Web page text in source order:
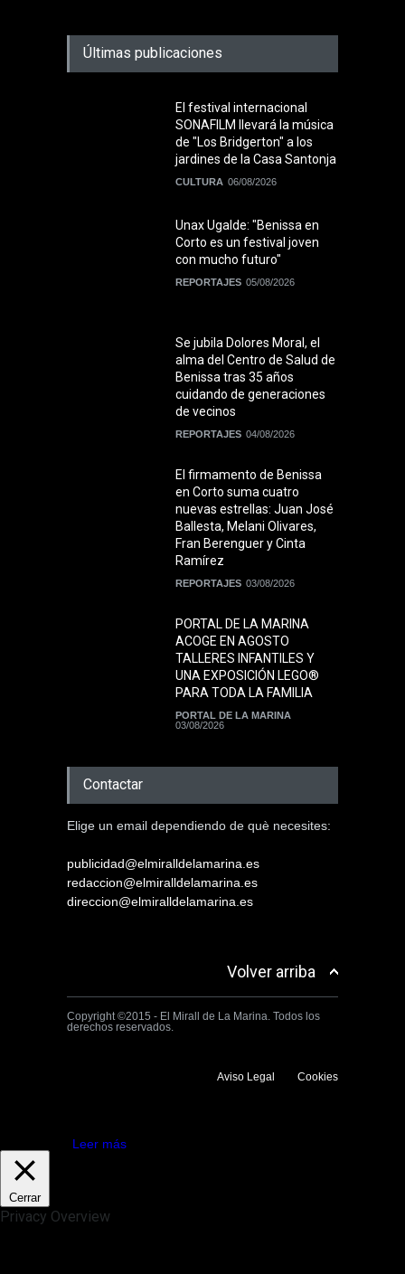
Últimas publicaciones
El festival internacional
SONAFILM llevará la música
de "Los Bridgerton" a los
jardines de la Casa Santonja
CULTURA 06/08/2026
Unax Ugalde: "Benissa en
Corto es un festival joven
con mucho futuro"
REPORTAJES 05/08/2026
Se jubila Dolores Moral, el
alma del Centro de Salud de
Benissa tras 35 años
cuidando de generaciones
de vecinos
REPORTAJES 04/08/2026
El firmamento de Benissa
en Corto suma cuatro
nuevas estrellas: Juan José
Ballesta, Melani Olivares,
Fran Berenguer y Cinta
Ramírez
REPORTAJES 03/08/2026
PORTAL DE LA MARINA
ACOGE EN AGOSTO
TALLERES INFANTILES Y
UNA EXPOSICIÓN LEGO®
PARA TODA LA FAMILIA
PORTAL DE LA MARINA
03/08/2026
Contactar
Elige un email dependiendo de què necesites:
publicidad@elmiralldelamarina.es
redaccion@elmiralldelamarina.es
direccion@elmiralldelamarina.es
Volver arriba
Copyright ©2015 - El Mirall de La Marina. Todos los
derechos reservados.
Aviso Legal Cookies
Leer más
Cerrar
Privacy Overview